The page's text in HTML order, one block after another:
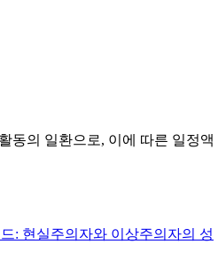
동의 일환으로, 이에 따른 일정액
: 현실주의자와 이상주의자의 성